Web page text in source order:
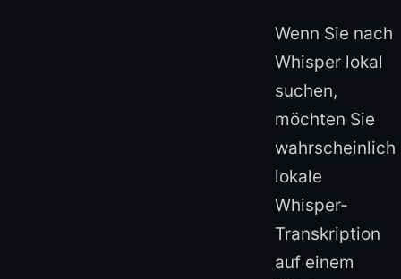
Wenn Sie nach
Whisper lokal
suchen,
möchten Sie
wahrscheinlich
lokale
Whisper-
Transkription
auf einem